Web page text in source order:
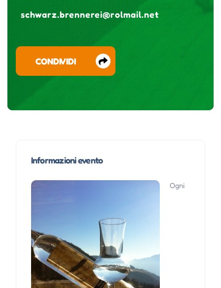
schwarz.brennerei@rolmail.net
CONDIVIDI
Informazioni evento
Ogni